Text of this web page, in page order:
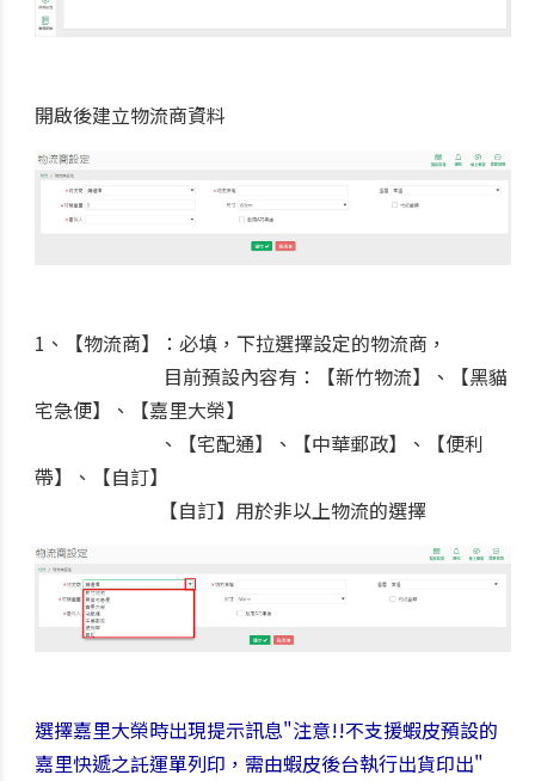
開啟後建立物流商資料
1、【物流商】：必填，下拉選擇設定的物流商，
目前預設內容有：【新竹物流】、【黑貓
宅急便】、【嘉里大榮】
、【宅配通】、【中華郵政】、【便利
帶】、【自訂】
【自訂】用於非以上物流的選擇
選擇嘉里大榮時出現提示訊息"注意!!不支援蝦皮預設的
嘉里快遞之託運單列印，需由蝦皮後台執行出貨印出"